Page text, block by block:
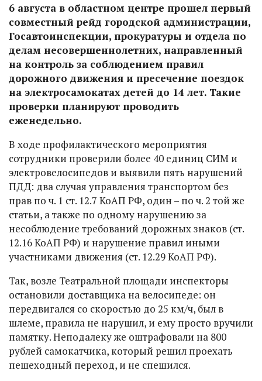
6 августа в областном центре прошел первый
совместный рейд городской администрации,
Госавтоинспекции, прокуратуры и отдела по
делам несовершеннолетних, направленный
на контроль за соблюдением правил
дорожного движения и пресечение поездок
на электросамокатах детей до 14 лет. Такие
проверки планируют проводить
еженедельно.
В ходе профилактического мероприятия
сотрудники проверили более 40 единиц СИМ и
электровелосипедов и выявили пять нарушений
ПДД: два случая управления транспортом без
прав по ч. 1 ст. 12.7 КоАП РФ, один – по ч. 2 той же
статьи, а также по одному нарушению за
несоблюдение требований дорожных знаков (ст.
12.16 КоАП РФ) и нарушение правил иными
участниками движения (ст. 12.29 КоАП РФ).
Так, возле Театральной площади инспекторы
остановили доставщика на велосипеде: он
передвигался со скоростью до 25 км/ч, был в
шлеме, правила не нарушил, и ему просто вручили
памятку. Неподалеку же оштрафовали на 800
рублей самокатчика, который решил проехать
пешеходный переход, и не спешился.